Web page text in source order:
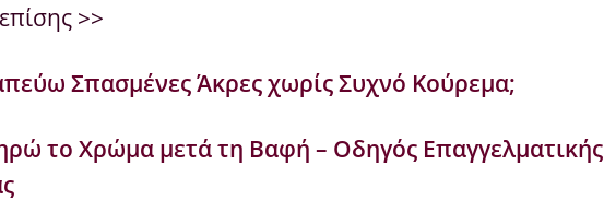
>>
Σπασμένες Άκρες χωρίς Συχνό Κούρεμα;
το Χρώμα μετά τη Βαφή – Οδηγός Επαγγελματικής